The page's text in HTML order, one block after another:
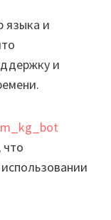
языка и
и